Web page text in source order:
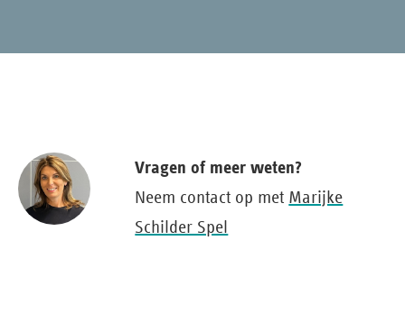
Vragen of meer weten?
Neem contact op met Marijke
Schilder Spel